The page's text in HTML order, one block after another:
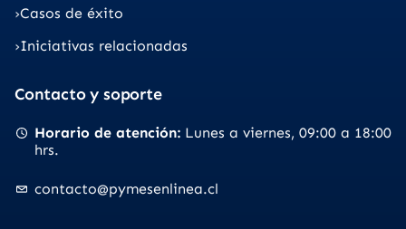
Casos de éxito
Iniciativas relacionadas
Contacto y soporte
Horario de atención Lunes a viernes 09:00 a 18:00
hrs.
contacto@pymesenlinea.cl